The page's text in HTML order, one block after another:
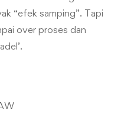
“efek samping”. Tapi
over proses dan